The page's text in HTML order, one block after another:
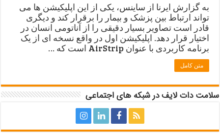
به گزارش ایرنا از ساینس، یکی از این اپلیکیشن ها می
تواند ارتباط بین پزشک و بیمار را برقرار کند و دیگری
قادر است تصاویر بسیار دقیقی را از آناتومی انسان در
اختیار قرار دهد. اپلیکیشن اول در واقع نسخه ای از یک
برنامه کاربردی با عنوان AirStrip است که …
متن کامل
سلامت دات لایف در شبکه های اجتماعی